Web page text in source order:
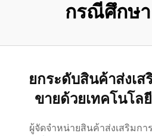
กรณีศึกษา
ยกระดับสินค้าส่งเส
ขายด้วยเทคโนโล
ผู้จัดจำหน่ายสินค้าส่งเสริมกา